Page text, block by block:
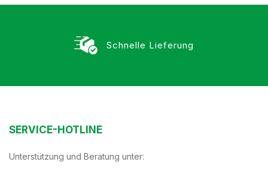
Schnelle Lieferung
SERVICE-HOTLINE
Unterstützung und Beratung unter: